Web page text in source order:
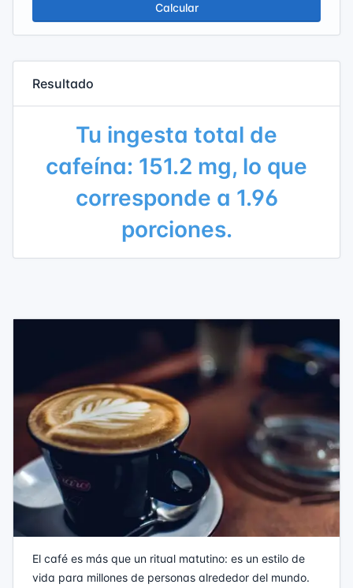
Calcular
Resultado
Tu ingesta total de
cafeína: 151.2 mg, lo que
corresponde a 1.96
porciones.
El café es más que un ritual matutino: es un estilo de
vida para millones de personas alrededor del mundo.